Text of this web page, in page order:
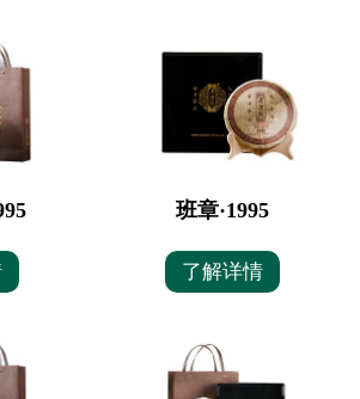
班章·1995
了解详情